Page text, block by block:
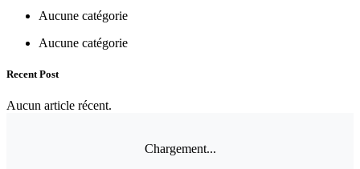
Aucune catégorie
Aucune catégorie
Recent Post
Aucun article récent.
Chargement...